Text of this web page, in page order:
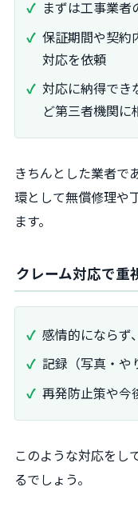
まずは工事業者
保証期間や契約
対応を依頼
対応に納得でき
ど第三者機関に
きちんとした業者で
環として無償修理や
ます。
クレーム対応で重
感情的にならず
記録（写真・や
再発防止策や今
このような対応をし
るでしょう。